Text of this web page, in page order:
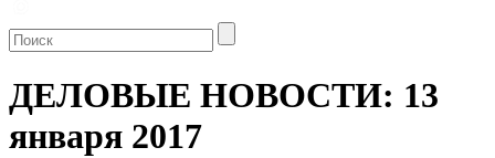
ДЕЛОВЫЕ НОВОСТИ: 13
января 2017